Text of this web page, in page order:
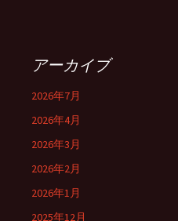
アーカイブ
2026年7月
2026年4月
2026年3月
2026年2月
2026年1月
2025年12月